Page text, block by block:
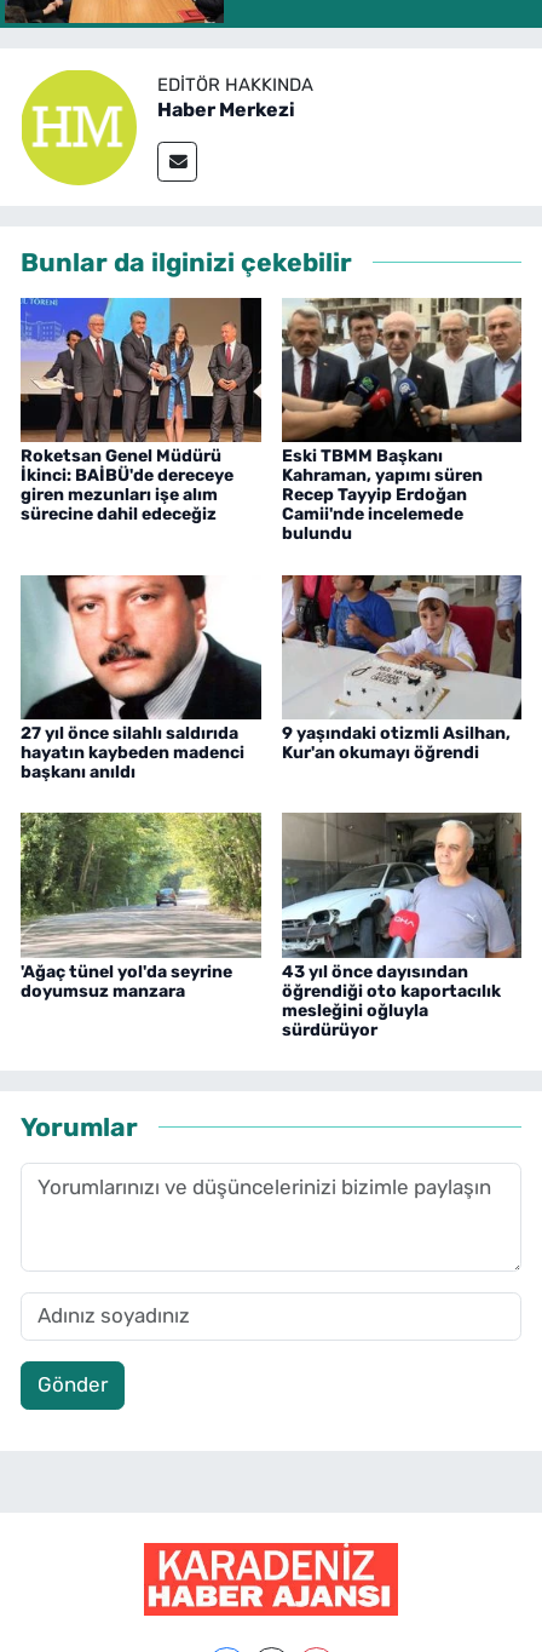
EDITÖR HAKKINDA
Haber Merkezi
Bunlar da ilginizi çekebilir
Roketsan Genel Müdürü
İkinci: BAİBÜ'de dereceye
giren mezunları işe alım
sürecine dahil edeceğiz
Eski TBMM Başkanı
Kahraman, yapımı süren
Recep Tayyip Erdoğan
Camii'nde incelemede
bulundu
27 yıl önce silahlı saldırıda
hayatın kaybeden madenci
başkanı anıldı
9 yaşındaki otizmli Asilhan,
Kur'an okumayı öğrendi
'Ağaç tünel yol'da seyrine
doyumsuz manzara
43 yıl önce dayısından
öğrendiği oto kaportacılık
mesleğini oğluyla
sürdürüyor
Yorumlar
Gönder